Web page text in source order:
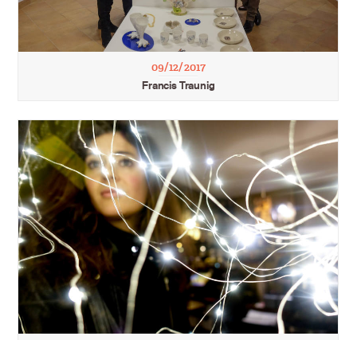
09/12/2017
Francis Traunig